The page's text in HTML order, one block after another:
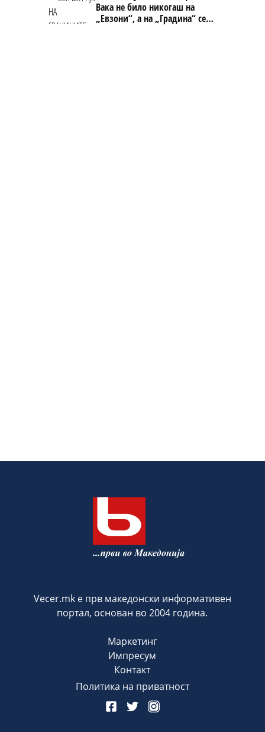
Вака не било никогаш на
„Евзони“, а на „Градина“ се
Vecer.mk е прв македонски информативен
портал, основан во 2004 година.
Маркетинг
Импресум
Контакт
Политика на приватност